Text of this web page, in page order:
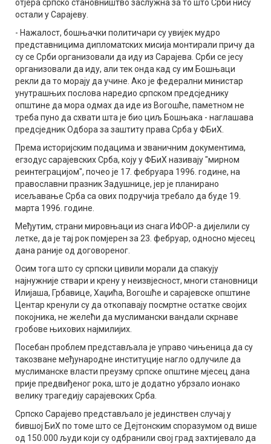
отјера српско становништво заслужна за то што Срби нису
остали у Сарајеву.
- Нажалост, бошњачки политичари су увијек мудро
представницима дипломатских мисија монтирали причу да
су се Срби организовали да иду из Сарајева. Срби се јесу
организовали да иду, али тек онда кад су им Бошњаци
рекли да то морају да учине. Ако је федерални министар
унутрашњих послова наредио српском предсједнику
општине да мора одмах да иде из Вогошће, паметном не
треба пуно да схвати шта је био циљ Бошњака - наглашава
предсједник Одбора за заштиту права Срба у ФБиХ.
Према историјским подацима и званичним документима,
егзодус сарајевских Срба, коју у ФБиХ називају "мирном
реинтеграцијом", почео је 17. фебруара 1996. године, на
православни празник Задушнице, јер је планирано
исељавање Срба са ових подручија требало да буде 19.
марта 1996. године.
Међутим, страни мировњаци из снага ИФОР-а дијелили су
летке, да је тај рок помјерен за 23. фебруар, односно мјесец
дана раније од договореног.
Осим тога што су српски цивили морали да спакују
најнужније ствари и крену у неизвјесност, многи становници
Илијаша, Грбавице, Хаџића, Вогошће и сарајевске општине
Центар кренули су да откопавају посмртне остатке својих
покојника, не желећи да муслимански вандали скрнаве
гробове њихових најмилијих.
Посебан проблем представљала је управо чињеница да су
такозване међународне институције нагло одлучиле да
муслиманске власти преузму српске општине мјесец дана
прије предвиђеног рока, што је додатно убрзало ионако
велику трагедију сарајевских Срба.
Српско Сарајево представљало је јединствен случај у
бившој БиХ по томе што се Дејтонским споразумом од више
од 150.000 људи који су одбранили свој град захтијевало да